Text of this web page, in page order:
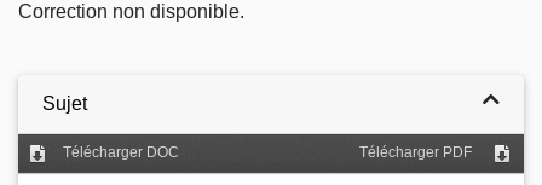
Correction non disponible.
Sujet